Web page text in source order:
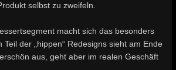
selbst zu zweifeln.
macht sich das besonders
Teil der „hippen“ Redesigns sieht am Ende
aus, geht aber im realen Geschäft